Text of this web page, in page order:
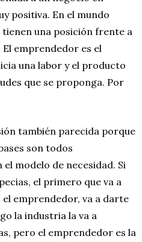
positiva. En el mundo
una posición frente a
emprendedor es el
una labor y el producto
que se proponga. Por
también parecida porque
son todos
modelo de necesidad. Si
el primero que va a
emprendedor, va a darte
la industria la va a
pero el emprendedor es la